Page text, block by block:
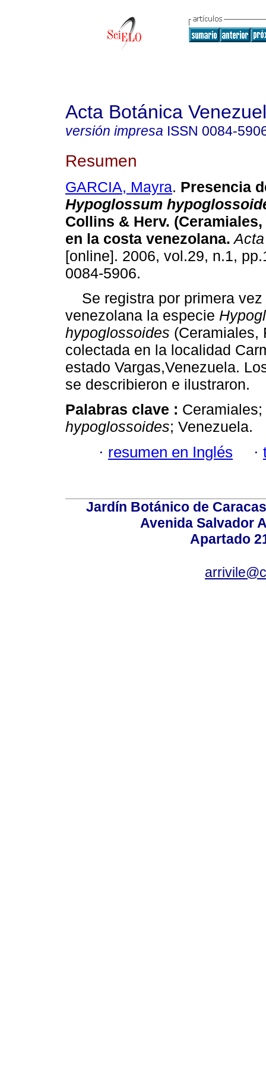
Acta Botánica
versión impresa ISSN 0084-
Resumen
GARCIA, Mayra. Presencia
Hypoglossum
Collins & Herv.
en la costa venezolana.
[online]. 2006, vol.29, n.1,
0084-5906.
Se registra por primera vez
venezolana la especie
hypoglossoides (Ceramiales,
colectada en la localidad
estado Vargas,Venezuela.
se describieron e ilustraron.
Palabras clave :
hypoglossoides; Venezuela.
· resumen en Inglés ·
Jardín Botánico de
Avenida Salvador
Apartado